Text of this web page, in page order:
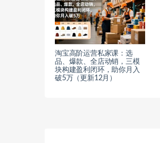
淘宝高阶运营私家课：选
品、爆款、全店动销，三模
块构建盈利闭环，助你月入
破5万（更新12月）